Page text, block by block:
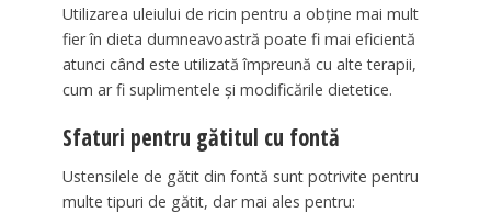
Utilizarea uleiului de ricin pentru a obține mai mult
fier în dieta dumneavoastră poate fi mai eficientă
atunci când este utilizată împreună cu alte terapii,
cum ar fi suplimentele și modificările dietetice.
Sfaturi pentru gătitul cu fontă
Ustensilele de gătit din fontă sunt potrivite pentru
multe tipuri de gătit, dar mai ales pentru: